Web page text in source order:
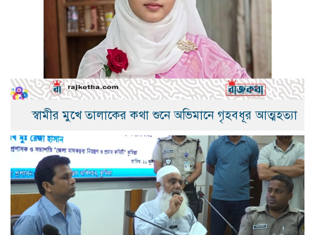
স্বামীর মুখে তালাকের কথা শুনে অভিমানে গৃহবধূর আত্মহত্যা